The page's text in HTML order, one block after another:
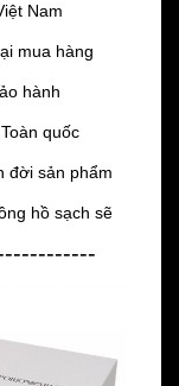
Nam
mua hàng
bảo hành
Toàn quốc
đời sản phẩm
hồ sạch sẽ